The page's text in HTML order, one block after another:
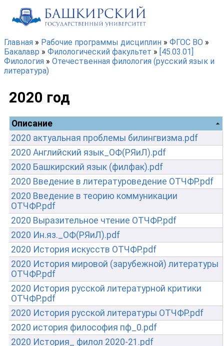
Перейти к основному содержанию
Вы здесь
Главная » Рабочие программы дисциплин » ФГОС ВО »
Бакалавр » Филологический факультет » [45.03.01]
Филология » Отечественная филология (русский язык и
литература)
2020 год
Описание
2020 актуальная проблемы билингвизма.pdf
2020 Английский язык_ОФ(РЯиЛ).pdf
2020 Башкирский язык (филфак).pdf
2020 Введение в литературоведение ОТЧФР.pdf
2020 Введение в теорию коммуникации
ОТЧФР.pdf
2020 Выразительное чтение ОТЧФР.pdf
2020 Ин.яз._ОФ(РЯиЛ).pdf
2020 История искусств ОТЧФР.pdf
2020 История мировой (зарубежной) литературы
ОТЧФР.pdf
2020 История русской литературной критики
ОТЧФР.pdf
2020 История русской литературы ОТЧФР.pdf
2020 история философия пф_0.pdf
2020 История_ филол 2020-21.pdf